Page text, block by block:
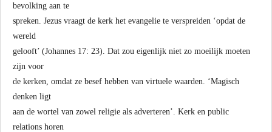
bevolking aan te
spreken. Jezus vraagt de kerk het evangelie te verspreiden ‘opdat de
wereld
gelooft’ (Johannes 17: 23). Dat zou eigenlijk niet zo moeilijk moeten
zijn voor
de kerken, omdat ze besef hebben van virtuele waarden. ‘Magisch
denken ligt
aan de wortel van zowel religie als adverteren’. Kerk en public
relations horen